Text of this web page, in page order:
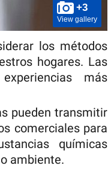
+3
View gallery
los métodos
hogares. Las
más
pueden transmitir
comerciales para
químicas
ambiente.